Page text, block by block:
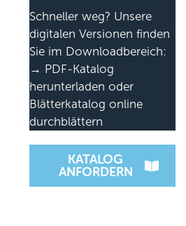
Schneller weg? Unsere
digitalen Versionen finden
Sie im Downloadbereich:
→ PDF-Katalog
herunterladen oder
Blätterkatalog online
durchblättern
KATALOG
ANFORDERN